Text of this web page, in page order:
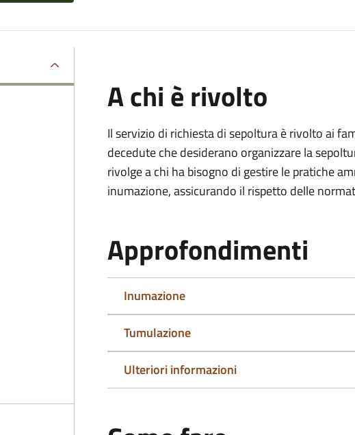
A chi è rivolto
Il servizio di richiesta di sepoltura è rivolto ai
decedute che desiderano organizzare la
rivolge a chi ha bisogno di gestire le pratiche
inumazione, assicurando il rispetto delle
Approfondimenti
Inumazione
Tumulazione
Ulteriori informazioni